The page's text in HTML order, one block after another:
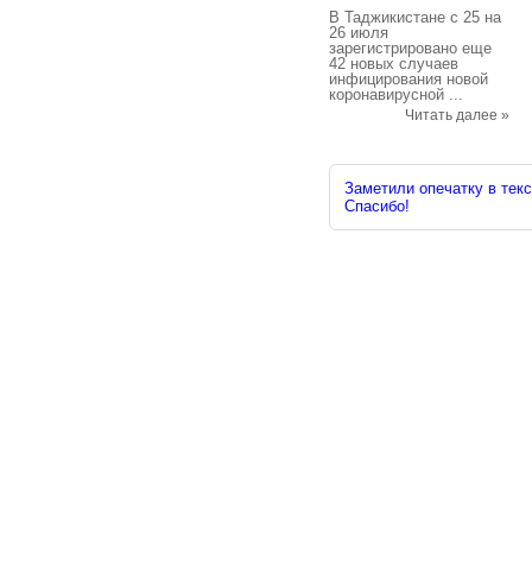
В Таджикистане с 25 на
26 июля
зарегистрировано еще
42 новых случаев
инфицирования новой
коронавирусной ...
Читать далее »
Заметили опечатку в
Спасибо!